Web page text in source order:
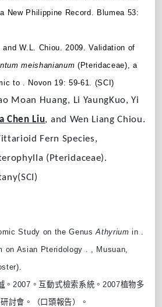
New Philippine Record. Blumea 53:
and W.L. Chiou. 2009. Validation of
meishanianum (Pteridaceae), a
to . Novon 19: 59-61. (SCI)
Moan Huang, Li YaungKuo, Yi
Chen Liu, and Wen Liang Chiou.
Fern Species,
(Pteridaceae).
Study on the GenusAthyrium in .
on Asian Pteridology . , Musuan,
。 2007 。互動式檢索系統。 2007植物多
討會。（口頭報告）。